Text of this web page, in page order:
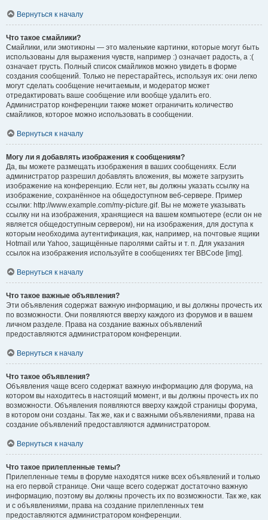
Вернуться к началу
Что такое смайлики?
Смайлики, или эмотиконы — это маленькие картинки, которые могут быть
использованы для выражения чувств, например :) означает радость, а :(
означает грусть. Полный список смайликов можно увидеть в форме
создания сообщений. Только не перестарайтесь, используя их: они легко
могут сделать сообщение нечитаемым, и модератор может
отредактировать ваше сообщение или вообще удалить его.
Администратор конференции также может ограничить количество
смайликов, которое можно использовать в сообщении.
Вернуться к началу
Могу ли я добавлять изображения к сообщениям?
Да, вы можете размещать изображения в ваших сообщениях. Если
администратор разрешил добавлять вложения, вы можете загрузить
изображение на конференцию. Если нет, вы должны указать ссылку на
изображение, сохранённое на общедоступном веб-сервере. Пример
ссылки: http://www.example.com/my-picture.gif. Вы не можете указывать
ссылку ни на изображения, хранящиеся на вашем компьютере (если он не
является общедоступным сервером), ни на изображения, для доступа к
которым необходима аутентификация, как, например, на почтовые ящики
Hotmail или Yahoo, защищённые паролями сайты и т. п. Для указания
ссылок на изображения используйте в сообщениях тег BBCode [img].
Вернуться к началу
Что такое важные объявления?
Эти объявления содержат важную информацию, и вы должны прочесть их
по возможности. Они появляются вверху каждого из форумов и в вашем
личном разделе. Права на создание важных объявлений
предоставляются администратором конференции.
Вернуться к началу
Что такое объявления?
Объявления чаще всего содержат важную информацию для форума, на
котором вы находитесь в настоящий момент, и вы должны прочесть их по
возможности. Объявления появляются вверху каждой страницы форума,
в котором они созданы. Так же, как и с важными объявлениями, права на
создание объявлений предоставляются администратором.
Вернуться к началу
Что такое прилепленные темы?
Прилепленные темы в форуме находятся ниже всех объявлений и только
на его первой странице. Они чаще всего содержат достаточно важную
информацию, поэтому вы должны прочесть их по возможности. Так же, как
и с объявлениями, права на создание прилепленных тем
предоставляются администратором конференции.